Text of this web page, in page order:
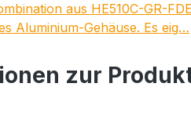
aus HE510C-GR-
Aluminium-Gehäuse. Es eig…
zur